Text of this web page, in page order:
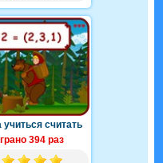
считать
394 раз